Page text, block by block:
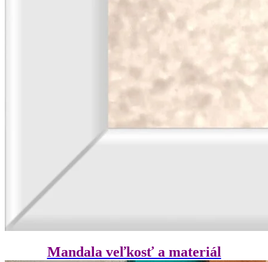
Mandala veľkosť a materiál